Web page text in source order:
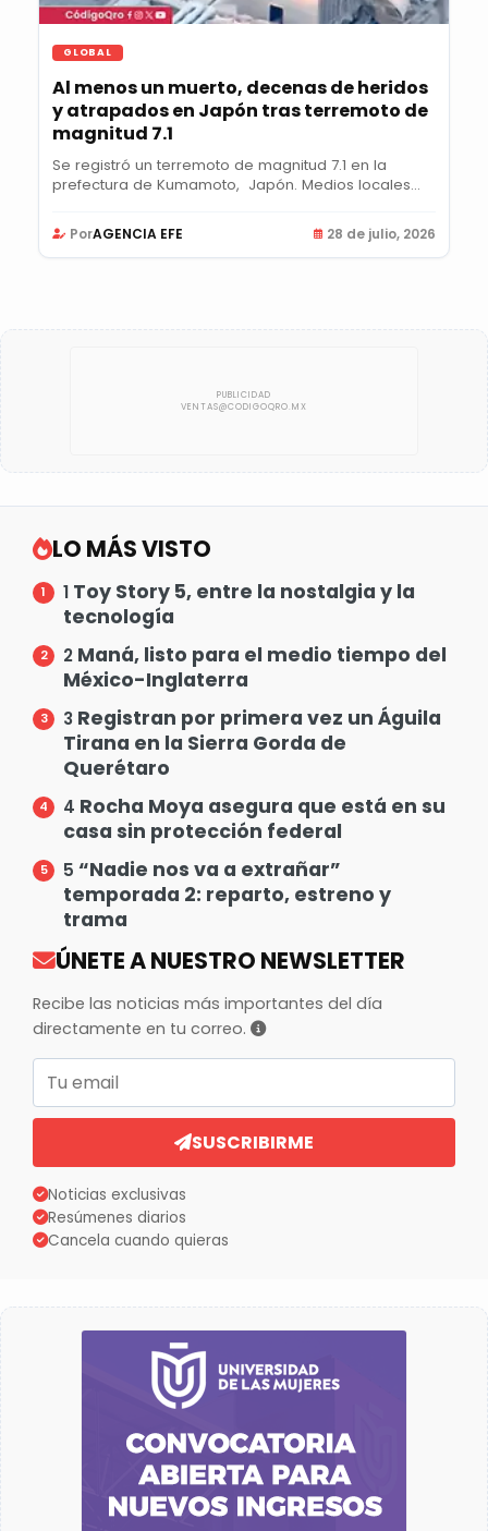
GLOBAL
Al menos un muerto, decenas de heridos
y atrapados en Japón tras terremoto de
magnitud 7.1
Se registró un terremoto de magnitud 7.1 en la
prefectura de Kumamoto, Japón. Medios locales...
PorAGENCIA EFE 28 de julio, 2026
LO MÁS VISTO
1 Toy Story 5, entre la nostalgia y la
tecnología
2 Maná, listo para el medio tiempo del
México-Inglaterra
3 Registran por primera vez un Águila
Tirana en la Sierra Gorda de
Querétaro
4 Rocha Moya asegura que está en su
casa sin protección federal
5 “Nadie nos va a extrañar”
temporada 2: reparto, estreno y
trama
ÚNETE A NUESTRO NEWSLETTER
Recibe las noticias más importantes del día
directamente en tu correo.
Correo electrónico
SUSCRIBIRME
Noticias exclusivas
Resúmenes diarios
Cancela cuando quieras